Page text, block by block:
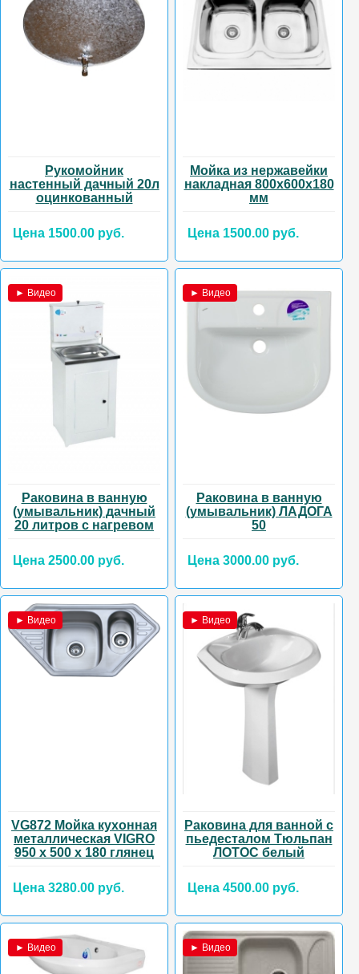
Рукомойник
настенный дачный 20л
оцинкованный
Цена 1500.00 руб.
Мойка из нержавейки
накладная 800х600х180
мм
Цена 1500.00 руб.
► Видео
Раковина в ванную
(умывальник) дачный
20 литров с нагревом
Цена 2500.00 руб.
► Видео
Раковина в ванную
(умывальник) ЛАДОГА
50
Цена 3000.00 руб.
► Видео
VG872 Мойка кухонная
металлическая VIGRO
950 х 500 х 180 глянец
Цена 3280.00 руб.
► Видео
Раковина для ванной с
пьедесталом Тюльпан
ЛОТОС белый
Цена 4500.00 руб.
► Видео ► Видео